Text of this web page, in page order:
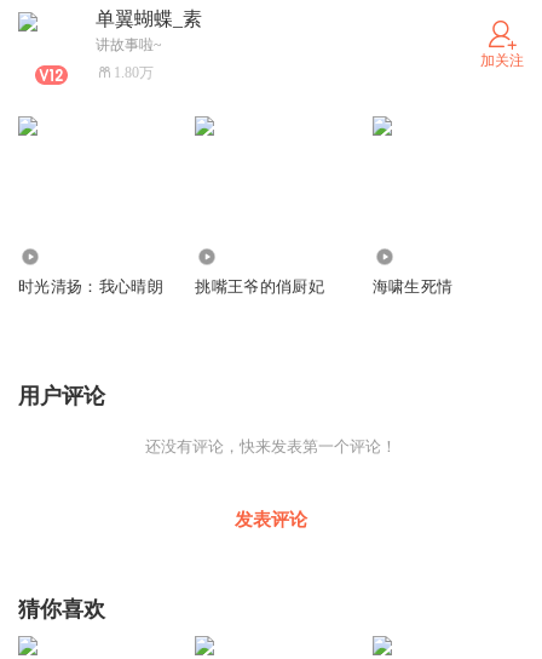
单翼蝴蝶_素
讲故事啦~
1.80万
加关注
时光清扬：我心晴朗 挑嘴王爷的俏厨妃 海啸生死情
用户评论
还没有评论，快来发表第一个评论！
发表评论
猜你喜欢